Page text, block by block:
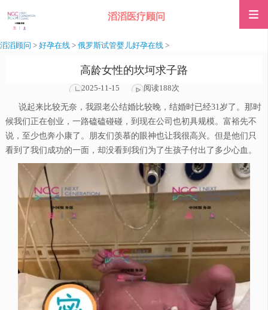
滔滔医疗顾问
滔滔顾问 > 好孕在线 > 俄罗斯试管婴儿好孕在线 >
高龄女性的坎坷求子路
2025-11-15 阅读188次
说起来比较无奈，我跟老公结婚比较晚，结婚时已经31岁了。那时
候我们正在创业，一路磕磕碰碰，到现在公司也初具规模。富裕先不
说，至少也奔小康了。朋友们羡慕的眼神也让我很高兴。但是他们只
看到了我们成功的一面，却没看到我们为了生孩子付出了多少心血。